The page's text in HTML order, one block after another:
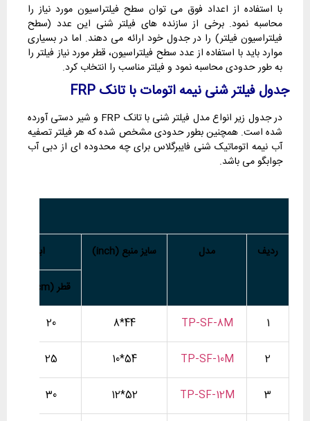
با استفاده از اعداد فوق می توان سطح فیلتراسیون مورد نیاز را
محاسبه نمود. برخی از سازنده های فیلتر شنی این عدد (سطح
فیلتراسیون فیلتر) را در جدول خود ارائه می دهند. اما در بسیاری
موارد باید با استفاده از عدد سطح فیلتراسیون، قطر مورد نیاز فیلتر را
به طور حدودی محاسبه نمود و فیلتر مناسب را انتخاب کرد.
جدول فیلتر شنی نیمه اتومات با تانکFRP
در جدول زیر انواع مدل فیلتر شنی با تانک FRP و شیر دستی آورده
شده است. همچنین بطور حدودی مشخص شده که هر فیلتر تصفیه
آب نیمه اتوماتیک شنی فایبرگلاس برای چه محدوده ای از دبی آب
جوابگو می باشد.
ردیف مدل سایز منبع (inch) ابعاد
قطر (cm)
1
TP-SF-8M
44*8
20
2
TP-SF-10M
54*10
25
3
TP-SF-12M
52*12
30